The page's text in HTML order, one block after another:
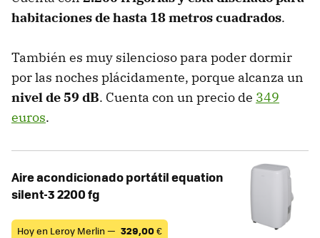
habitaciones de hasta 18 metros cuadrados.
También es muy silencioso para poder dormir
por las noches plácidamente, porque alcanza un
nivel de 59 dB. Cuenta con un precio de 349
euros.
Aire acondicionado portátil equation
silent-3 2200 fg
Hoy en Leroy Merlin — 329,00€